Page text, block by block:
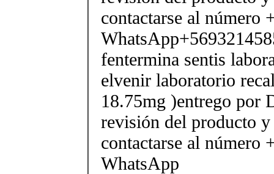
contactarse al número
fentermina sentis
elvenir laboratorio
18.75mg )entrego por
revisión del producto
contactarse al número
WhatsApp